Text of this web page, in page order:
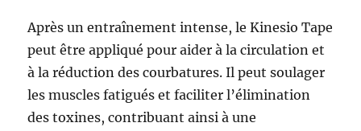
Après un entraînement intense, le Kinesio Tape
peut être appliqué pour aider à la circulation et
à la réduction des courbatures. Il peut soulager
les muscles fatigués et faciliter l’élimination
des toxines, contribuant ainsi à une